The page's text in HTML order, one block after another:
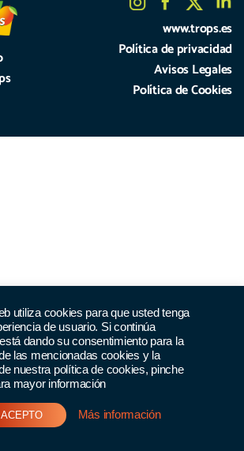
www.trops.es
Política de privacidad
Avisos Legales
Política de Cookies
Únete al club >
utiliza cookies para que usted tenga
de usuario. Si continúa
dando su consentimiento para la
las mencionadas cookies y la
nuestra política de cookies, pinche
mayor información
ACEPTO Más información